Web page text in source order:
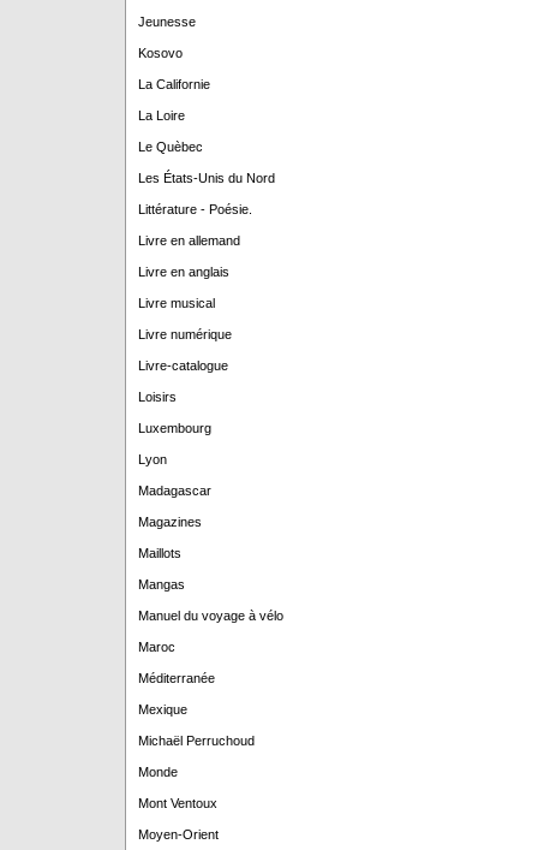
Jeunesse
Kosovo
La Californie
La Loire
Le Quèbec
Les États-Unis du Nord
Littérature - Poésie.
Livre en allemand
Livre en anglais
Livre musical
Livre numérique
Livre-catalogue
Loisirs
Luxembourg
Lyon
Madagascar
Magazines
Maillots
Mangas
Manuel du voyage à vélo
Maroc
Méditerranée
Mexique
Michaël Perruchoud
Monde
Mont Ventoux
Moyen-Orient